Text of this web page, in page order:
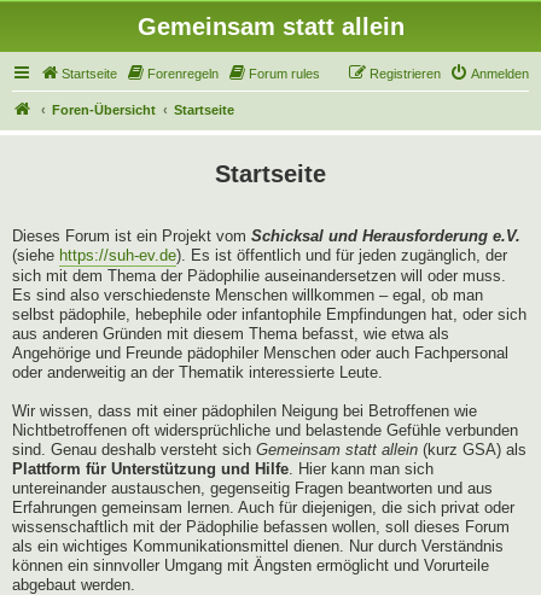
Gemeinsam statt allein
Startseite Forenregeln Forum rules Anmelden
Registrieren
Foren-Übersicht Startseite
Startseite
Dieses Forum ist ein Projekt vom Schicksal und Herausforderung e.V.
(siehe https://suh-ev.de). Es ist öffentlich und für jeden zugänglich, der
sich mit dem Thema der Pädophilie auseinandersetzen will oder muss.
Es sind also verschiedenste Menschen willkommen – egal, ob man
selbst pädophile, hebephile oder infantophile Empfindungen hat, oder sich
aus anderen Gründen mit diesem Thema befasst, wie etwa als
Angehörige und Freunde pädophiler Menschen oder auch Fachpersonal
oder anderweitig an der Thematik interessierte Leute.
Wir wissen, dass mit einer pädophilen Neigung bei Betroffenen wie
Nichtbetroffenen oft widersprüchliche und belastende Gefühle verbunden
sind. Genau deshalb versteht sich Gemeinsam statt allein (kurz GSA) als
Plattform für Unterstützung und Hilfe. Hier kann man sich
untereinander austauschen, gegenseitig Fragen beantworten und aus
Erfahrungen gemeinsam lernen. Auch für diejenigen, die sich privat oder
wissenschaftlich mit der Pädophilie befassen wollen, soll dieses Forum
als ein wichtiges Kommunikationsmittel dienen. Nur durch Verständnis
können ein sinnvoller Umgang mit Ängsten ermöglicht und Vorurteile
abgebaut werden.